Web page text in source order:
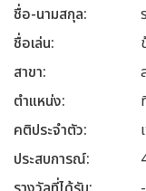
ชื่อ-นามสกุล
ชื่อเล่น
สาขา
ตำแหน่ง
คติประจำตัว
ประสบการณ์